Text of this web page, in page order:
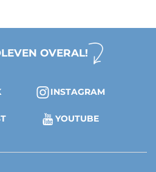
OVERAL!
INSTAGRAM
YOUTUBE